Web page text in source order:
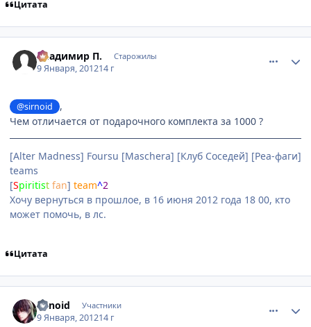
Цитата
Владимир П. Старожилы
9 Января, 201214 г
@sirnoid
,
Чем отличается от подарочного комплекта за 1000 ?
[Alter Madness] Foursu [Maschera] [Клуб Соседей] [Реа-фаги]
teams
[Spiritist fan] team^2
Хочу вернуться в прошлое, в 16 июня 2012 года 18 00, кто
может помочь, в лс.
Цитата
sirnoid Участники
9 Января, 201214 г